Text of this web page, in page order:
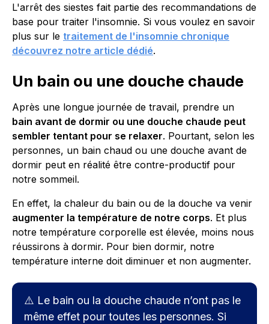
L'arrêt des siestes fait partie des recommandations de
base pour traiter l'insomnie. Si vous voulez en savoir
plus sur le traitement de l'insomnie chronique
découvrez notre article dédié.
Un bain ou une douche chaude
Après une longue journée de travail, prendre un
bain avant de dormir ou une douche chaude peut
sembler tentant pour se relaxer. Pourtant, selon les
personnes, un bain chaud ou une douche avant de
dormir peut en réalité être contre-productif pour
notre sommeil.
En effet, la chaleur du bain ou de la douche va venir
augmenter la température de notre corps. Et plus
notre température corporelle est élevée, moins nous
réussirons à dormir. Pour bien dormir, notre
température interne doit diminuer et non augmenter.
⚠️ Le bain ou la douche chaude n’ont pas le
même effet pour toutes les personnes. Si